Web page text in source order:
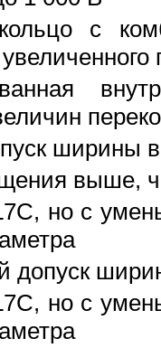
с
ширины
выше,
но с
но с